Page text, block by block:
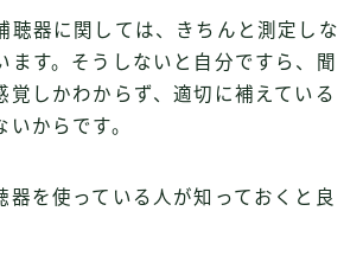
聴器に関しては、きちんと測定しな
ます。そうしないと自分ですら、聞
覚しかわからず、適切に補えている
からです。
器を使っている人が知っておくと良